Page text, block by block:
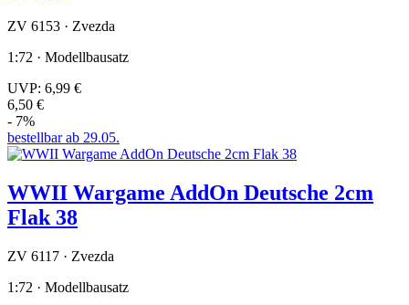
ZV 6153 · Zvezda
1:72 · Modellbausatz
UVP: 6,99 €
6,50 €
- 7%
bestellbar ab 29.05.
WWII Wargame AddOn Deutsche 2cm
Flak 38
ZV 6117 · Zvezda
1:72 · Modellbausatz